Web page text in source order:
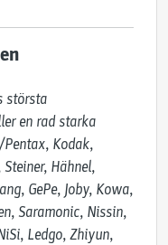
största
en rad starka
Kodak,
Hähnel,
GePe, Joby, Kowa,
Saramonic, Nissin,
Ledgo, Zhiyun,